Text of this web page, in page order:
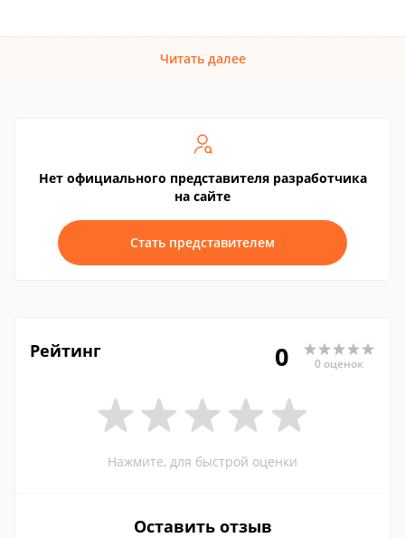
Читать далее
Нет официального представителя разработчика
на сайте
Стать представителем
Рейтинг 0 0 оценок
Нажмите, для быстрой оценки
Оставить отзыв